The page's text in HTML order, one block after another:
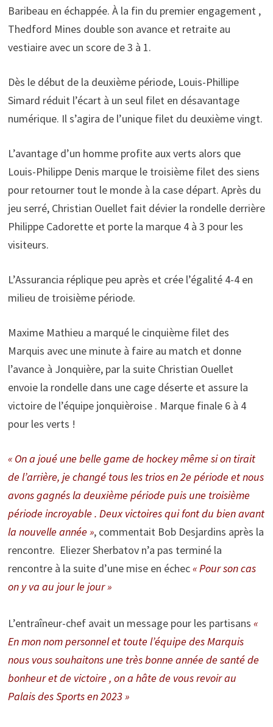
Baribeau en échappée. À la fin du premier engagement ,
Thedford Mines double son avance et retraite au
vestiaire avec un score de 3 à 1.
Dès le début de la deuxième période, Louis-Phillipe
Simard réduit l’écart à un seul filet en désavantage
numérique. Il s’agira de l’unique filet du deuxième vingt.
L’avantage d’un homme profite aux verts alors que
Louis-Philippe Denis marque le troisième filet des siens
pour retourner tout le monde à la case départ. Après du
jeu serré, Christian Ouellet fait dévier la rondelle derrière
Philippe Cadorette et porte la marque 4 à 3 pour les
visiteurs.
L’Assurancia réplique peu après et crée l’égalité 4-4 en
milieu de troisième période.
Maxime Mathieu a marqué le cinquième filet des
Marquis avec une minute à faire au match et donne
l’avance à Jonquière, par la suite Christian Ouellet
envoie la rondelle dans une cage déserte et assure la
victoire de l’équipe jonquièroise . Marque finale 6 à 4
pour les verts !
« On a joué une belle game de hockey même si on tirait
de l’arrière, je changé tous les trios en 2e période et nous
avons gagnés la deuxième période puis une troisième
période incroyable . Deux victoires qui font du bien avant
la nouvelle année », commentait Bob Desjardins après la
rencontre. Eliezer Sherbatov n’a pas terminé la
rencontre à la suite d’une mise en échec« Pour son cas
on y va au jour le jour »
L’entraîneur-chef avait un message pour les partisans «
En mon nom personnel et toute l’équipe des Marquis
nous vous souhaitons une très bonne année de santé de
bonheur et de victoire , on a hâte de vous revoir au
Palais des Sports en 2023 »